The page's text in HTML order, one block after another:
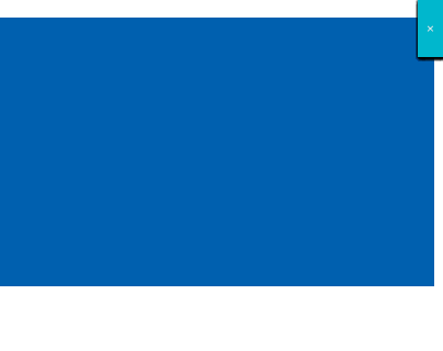
×
×
×
×
×
×
×
×
×
×
×
×
×
×
×
×
×
×
×
×
×
×
×
×
×
×
×
×
×
×
×
×